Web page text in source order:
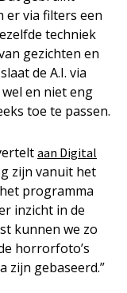
er via filters een
techniek
gezichten en
de A.I. via
en niet eng
toe te passen.
aan Digital
zijn vanuit het
programma
inzicht in de
kunnen we zo
horrorfoto’s
zijn gebaseerd.”